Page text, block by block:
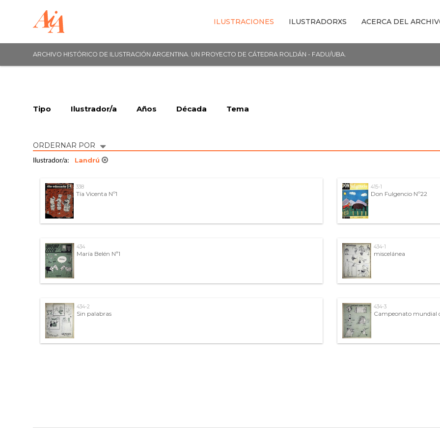
ILUSTRACIONES ILUSTRADORXS ACERCA DEL
ARCHIVO HISTÓRICO DE ILUSTRACIÓN ARGENTINA. UN PROYECTO DE CÁTEDRA ROLDÁN - FADU/UBA.
Tipo Ilustrador/a Años Década Tema
ORDERNAR POR
Ilustrador/a: Landrú
338
Tía Vicenta Nº1
415-1
Don Fulgencio Nº22
434
María Belén Nª1
434-1
miscelánea
434-2
Sin palabras
434-3
Campeonato mundial